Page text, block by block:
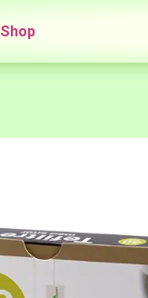
Shop